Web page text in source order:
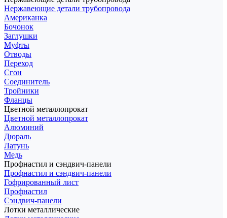
Нержавеющие детали трубопровода
Американка
Бочонок
Заглушки
Муфты
Отводы
Переход
Сгон
Соединитель
Тройники
Фланцы
Цветной металлопрокат
Цветной металлопрокат
Алюминий
Дюраль
Латунь
Медь
Профнастил и сэндвич-панели
Профнастил и сэндвич-панели
Гофрированный лист
Профнастил
Сэндвич-панели
Лотки металлические